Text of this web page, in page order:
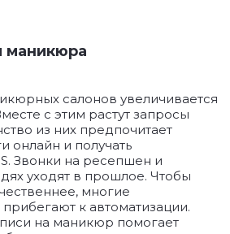
маникюра
салонов увеличивается
с этим растут запросы
из них предпочитает
онлайн и получать
Звонки на ресепшен и
уходят в прошлое. Чтобы
многие
к автоматизации.
на маникюр помогает